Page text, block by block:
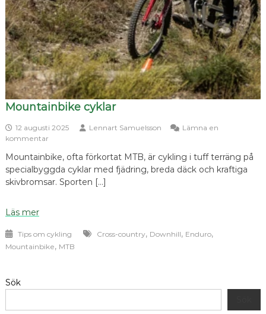
Mountainbike cyklar
12 augusti 2025 Lennart Samuelsson
Lämna en
kommentar
cyklar
Mountainbike, ofta förkortat MTB, är cykling i tuff terräng på
specialbyggda cyklar med fjädring, breda däck och kraftiga
skivbromsar. Sporten […]
Läs mer
Tips om cykling Cross-country, Downhill, Enduro,
Mountainbike, MTB
Sök